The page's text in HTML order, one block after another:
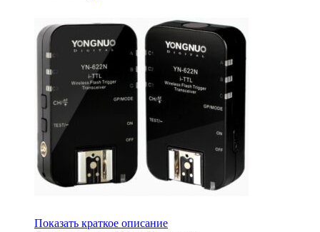
Показать краткое описание